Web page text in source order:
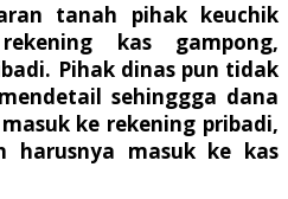
tanah pihak keuchik
kas gampong,
Pihak dinas pun tidak
sehinggga dana
ke rekening pribadi,
harusnya masuk ke kas